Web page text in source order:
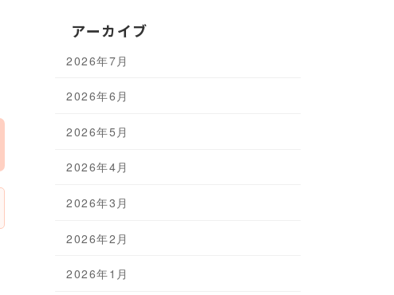
アーカイブ
2026年7月
2026年6月
2026年5月
2026年4月
2026年3月
2026年2月
2026年1月